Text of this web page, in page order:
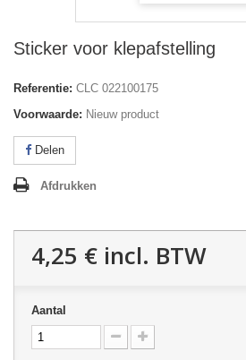
Sticker voor klepafstelling
Referentie: CLC 022100175
Voorwaarde: Nieuw product
Delen
Afdrukken
4,25 € incl. BTW
Aantal